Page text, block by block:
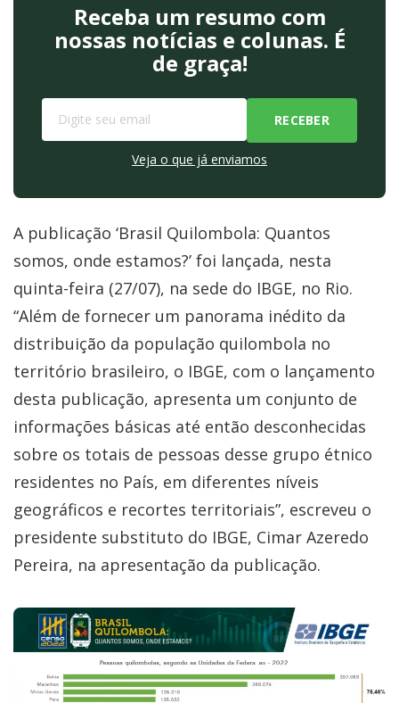
Receba um resumo com
nossas notícias e colunas. É
de graça!
Veja o que já enviamos
A publicação ‘Brasil Quilombola: Quantos
somos, onde estamos?’ foi lançada, nesta
quinta-feira (27/07), na sede do IBGE, no Rio.
“Além de fornecer um panorama inédito da
distribuição da população quilombola no
território brasileiro, o IBGE, com o lançamento
desta publicação, apresenta um conjunto de
informações básicas até então desconhecidas
sobre os totais de pessoas desse grupo étnico
residentes no País, em diferentes níveis
geográficos e recortes territoriais”, escreveu o
presidente substituto do IBGE, Cimar Azeredo
Pereira, na apresentação da publicação.